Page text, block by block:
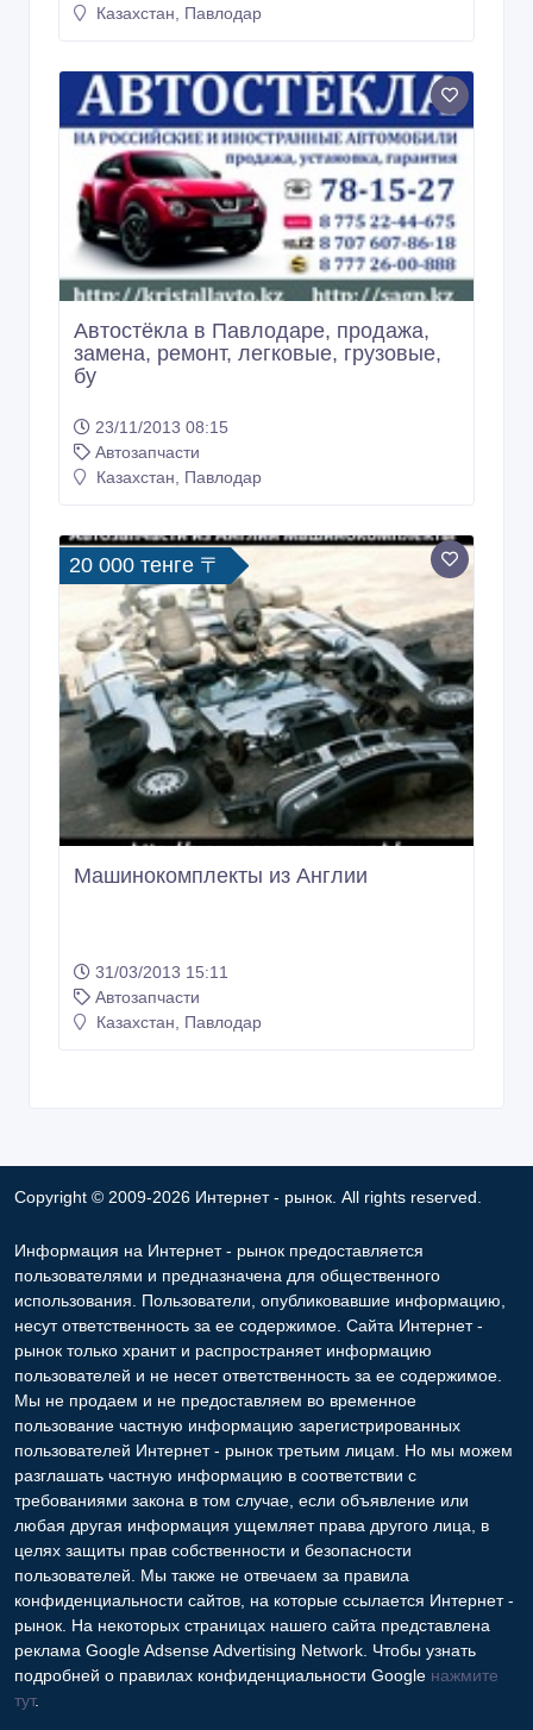
Казахстан, Павлодар
Автостёкла в Павлодаре, продажа,
замена, ремонт, легковые, грузовые,
бу
23/11/2013 08:15
Автозапчасти
Казахстан, Павлодар
20 000 тенге 〒
Машинокомплекты из Англии
31/03/2013 15:11
Автозапчасти
Казахстан, Павлодар
Copyright © 2009-2026 Интернет - рынок. All rights reserved.
Информация на Интернет - рынок предоставляется
пользователями и предназначена для общественного
использования. Пользователи, опубликовавшие информацию,
несут ответственность за ее содержимое. Сайта Интернет -
рынок только хранит и распространяет информацию
пользователей и не несет ответственность за ее содержимое.
Мы не продаем и не предоставляем во временное
пользование частную информацию зарегистрированных
пользователей Интернет - рынок третьим лицам. Но мы можем
разглашать частную информацию в соответствии с
требованиями закона в том случае, если объявление или
любая другая информация ущемляет права другого лица, в
целях защиты прав собственности и безопасности
пользователей. Мы также не отвечаем за правила
конфиденциальности сайтов, на которые ссылается Интернет -
рынок. На некоторых страницах нашего сайта представлена
реклама Google Adsense Advertising Network. Чтобы узнать
подробней о правилах конфиденциальности Google нажмите
тут.